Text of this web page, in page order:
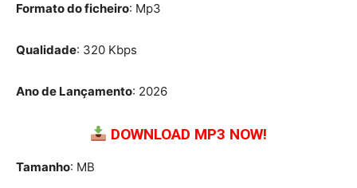
Formato do ficheiro: Mp3
Qualidade: 320 Kbps
Ano de Lançamento: 2026
DOWNLOAD MP3 NOW!
Tamanho: MB